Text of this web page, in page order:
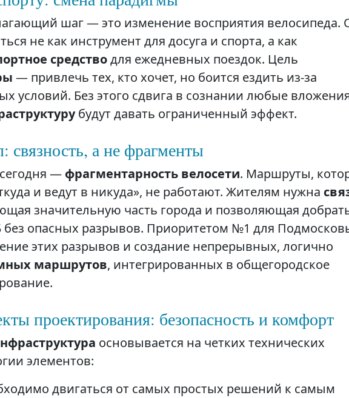
шаг — это изменение восприятия велосипеда.
не как инструмент для досуга и спорта, а как
средстводля ежедневных поездок. Цель
— привлечь тех, кто хочет, но боится ездить из-за
условий. Без этого сдвига в сознании любые
будут давать ограниченный эффект.
связность, а не фрагменты
— фрагментарность велосети. Маршруты,
и ведут в никуда», не работают. Жителям нужна
значительную часть города и позволяющая
без опасных разрывов. Приоритетом №1 для
этих разрывов и создание непрерывных, логично
маршрутов, интегрированных в общегородское
проектирования: безопасность и комфорт
основывается на четких технических
элементов:
двигаться от самых простых решений к самым